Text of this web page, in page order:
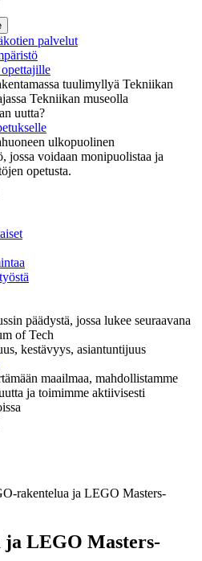
palvelut
uutta?
ulkopuolinen
jossa voidaan monipuolistaa ja
opetusta.
kestävyys, asiantuntijuus
maailmaa, mahdollistamme
ja toimimme aktiivisesti
rakentelua ja LEGO Masters-
LEGO Masters-